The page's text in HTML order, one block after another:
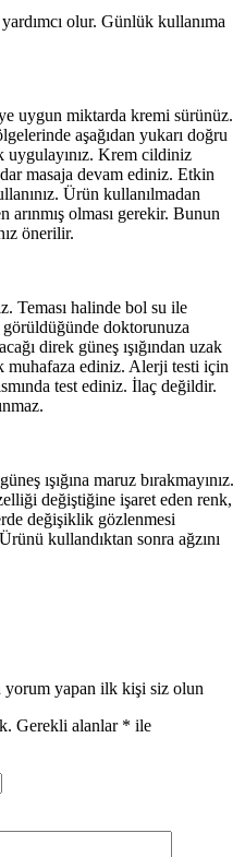
olur. Günlük kullanıma
uygun miktarda kremi sürünüz.
aşağıdan yukarı doğru
uygulayınız. Krem cildiniz
masaja devam ediniz. Etkin
Ürün kullanılmadan
olması gerekir. Bunun
önerilir.
Teması halinde bol su ile
doktorunuza
direk güneş ışığından uzak
muhafaza ediniz. Alerji testi için
test ediniz. İlaç değildir.
ışığına maruz bırakmayınız.
değiştiğine işaret eden renk,
değişiklik gözlenmesi
kullandıktan sonra ağzını
yapan ilk kişi siz olun
Gerekli alanlar * ile